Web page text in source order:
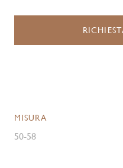
MISURA
50-58